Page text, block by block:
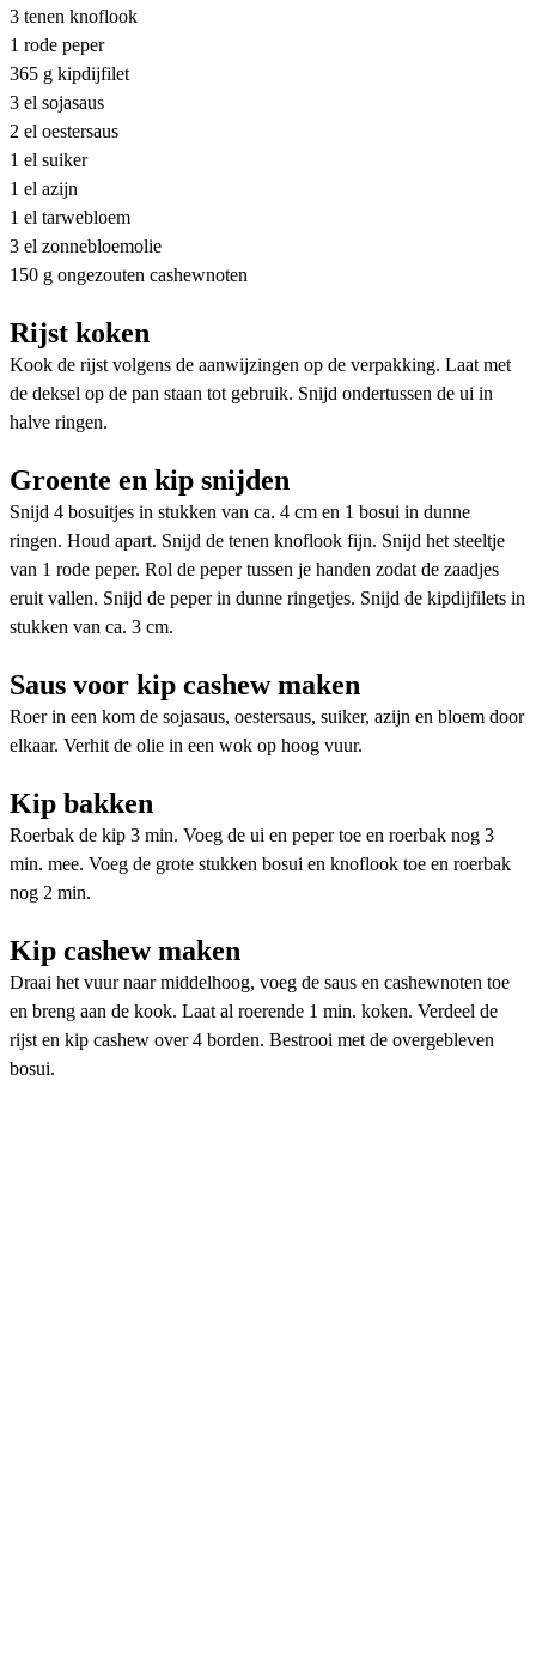
3 tenen knoflook
1 rode peper
365 g kipdijfilet
3 el sojasaus
2 el oestersaus
1 el suiker
1 el azijn
1 el tarwebloem
3 el zonnebloemolie
150 g ongezouten cashewnoten
Rijst koken
Kook de rijst volgens de aanwijzingen op de verpakking. Laat met
de deksel op de pan staan tot gebruik. Snijd ondertussen de ui in
halve ringen.
Groente en kip snijden
Snijd 4 bosuitjes in stukken van ca. 4 cm en 1 bosui in dunne
ringen. Houd apart. Snijd de tenen knoflook fijn. Snijd het steeltje
van 1 rode peper. Rol de peper tussen je handen zodat de zaadjes
eruit vallen. Snijd de peper in dunne ringetjes. Snijd de kipdijfilets in
stukken van ca. 3 cm.
Saus voor kip cashew maken
Roer in een kom de sojasaus, oestersaus, suiker, azijn en bloem door
elkaar. Verhit de olie in een wok op hoog vuur.
Kip bakken
Roerbak de kip 3 min. Voeg de ui en peper toe en roerbak nog 3
min. mee. Voeg de grote stukken bosui en knoflook toe en roerbak
nog 2 min.
Kip cashew maken
Draai het vuur naar middelhoog, voeg de saus en cashewnoten toe
en breng aan de kook. Laat al roerende 1 min. koken. Verdeel de
rijst en kip cashew over 4 borden. Bestrooi met de overgebleven
bosui.